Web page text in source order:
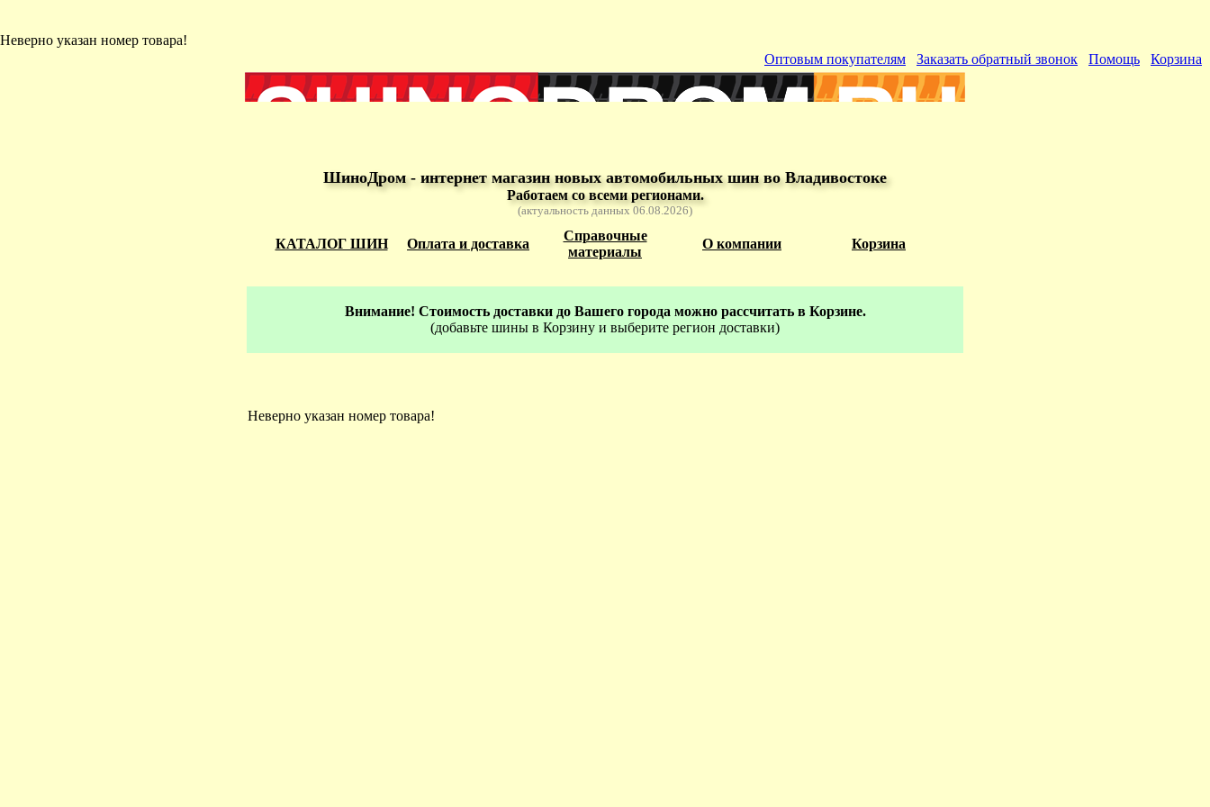
Неверно указан номер товара!
Оптовым покупателям
Заказать обратный звонок Помощь Корзина
ШиноДром - интернет магазин новых автомобильных шин во Владивостоке
Работаем со всеми регионами.
(актуальность данных 06.08.2026)
КАТАЛОГ ШИН Оплата и доставка
Справочные
материалы
О компании Корзина
Внимание! Стоимость доставки до Вашего города можно рассчитать в Корзине.
(добавьте шины в Корзину и выберите регион доставки)
Неверно указан номер товара!